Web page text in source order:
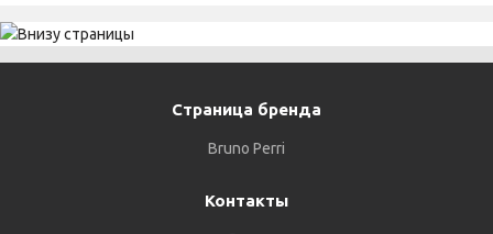
Страница бренда
Bruno Perri
Контакты